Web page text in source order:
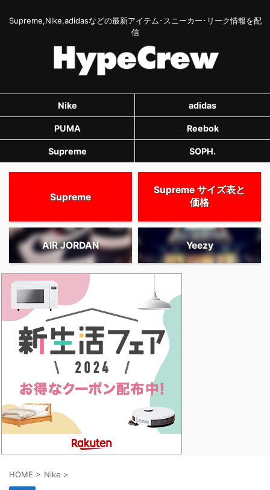
Supreme,Nike,adidasなどの最新アイテム･スニーカー･リーク情報を配
信
Nike adidas
PUMA Reebok
Supreme SOPH.
Supreme
Supreme サイズ表と
価格
AIR JORDAN Yeezy
HOME > Nike >